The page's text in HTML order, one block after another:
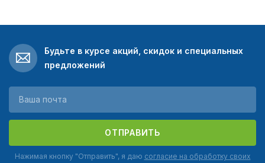
Будьте в курсе акций, скидок и специальных
предложений
ОТПРАВИТЬ
Нажимая кнопку "Отправить", я даю согласие на обработку своих